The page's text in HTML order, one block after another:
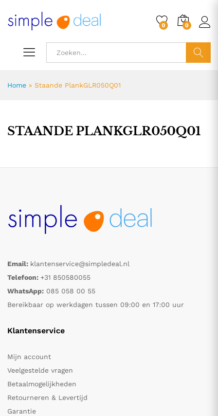
0 0
Home » Staande PlankGLR050Q01
STAANDE PLANKGLR050Q01
Email: klantenservice@simpledeal.nl
Telefoon: +31 850580055
WhatsApp: 085 058 00 55
Bereikbaar op werkdagen tussen 09:00 en 17:00 uur
Klantenservice
Mijn account
Veelgestelde vragen
Betaalmogelijkheden
Retourneren & Levertijd
Garantie